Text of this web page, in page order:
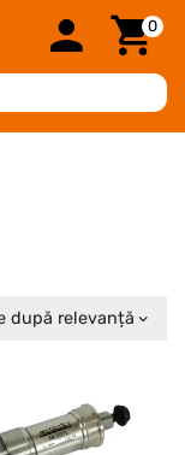
0
după relevanță